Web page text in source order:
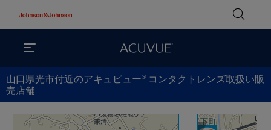
山口県光市付近のアキュビュー® コンタクトレンズ取扱い販
売店舗